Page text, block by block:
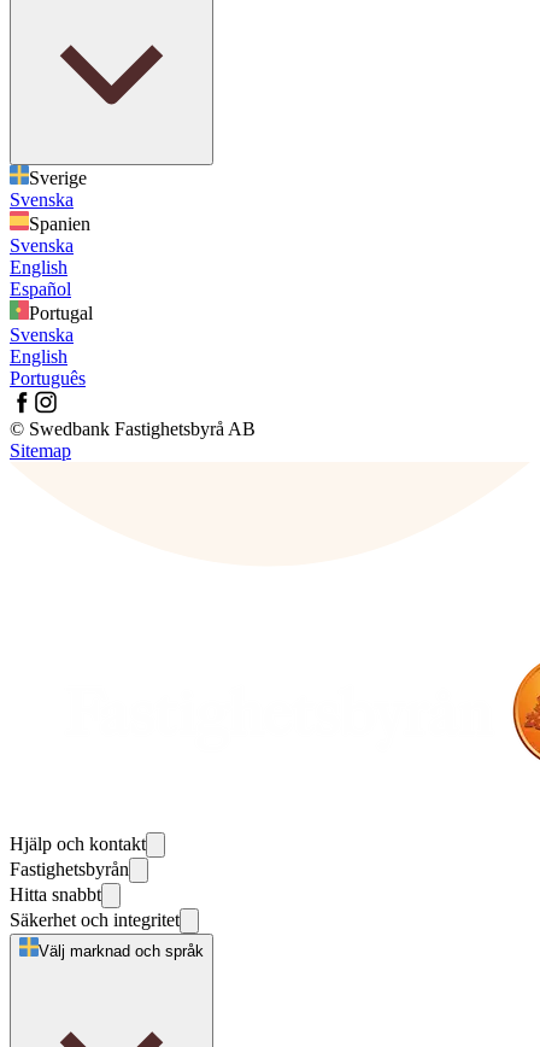
Sverige
Svenska
Spanien
Svenska
English
Español
Portugal
Svenska
English
Português
© Swedbank Fastighetsbyrå AB
Sitemap
Hjälp och kontakt
Fastighetsbyrån
Hitta snabbt
Säkerhet och integritet
Välj marknad och språk